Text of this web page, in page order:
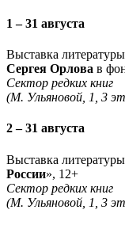
1 – 31 августа
Выставка
Сергея Орлова в
Сектор редких книг
(М. Ульяновой, 1, 3
2 – 31 августа
Выставка
России», 12+
Сектор редких книг
(М. Ульяновой, 1, 3